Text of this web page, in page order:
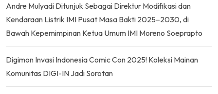
Andre Mulyadi Ditunjuk Sebagai Direktur Modifikasi dan
Kendaraan Listrik IMI Pusat Masa Bakti 2025–2030, di
Bawah Kepemimpinan Ketua Umum IMI Moreno Soeprapto
Digimon Invasi Indonesia Comic Con 2025! Koleksi Mainan
Komunitas DIGI-IN Jadi Sorotan